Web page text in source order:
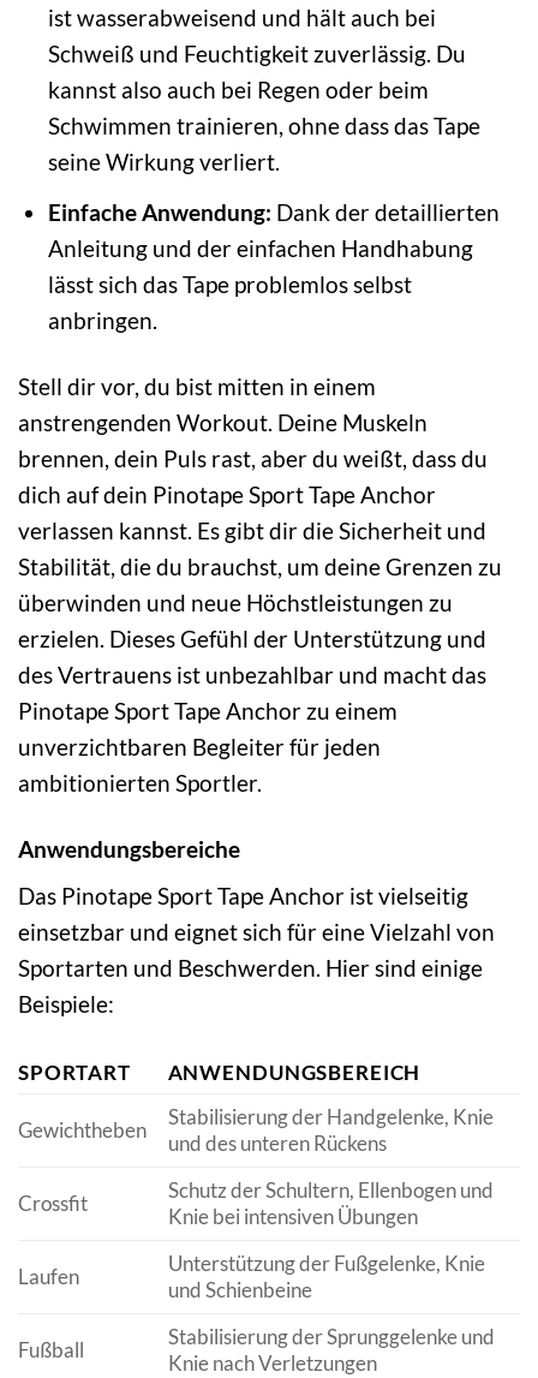
ist wasserabweisend und hält auch bei
Schweiß und Feuchtigkeit zuverlässig. Du
kannst also auch bei Regen oder beim
Schwimmen trainieren, ohne dass das Tape
seine Wirkung verliert.
Einfache Anwendung: Dank der detaillierten
Anleitung und der einfachen Handhabung
lässt sich das Tape problemlos selbst
anbringen.
Stell dir vor, du bist mitten in einem
anstrengenden Workout. Deine Muskeln
brennen, dein Puls rast, aber du weißt, dass du
dich auf dein Pinotape Sport Tape Anchor
verlassen kannst. Es gibt dir die Sicherheit und
Stabilität, die du brauchst, um deine Grenzen zu
überwinden und neue Höchstleistungen zu
erzielen. Dieses Gefühl der Unterstützung und
des Vertrauens ist unbezahlbar und macht das
Pinotape Sport Tape Anchor zu einem
unverzichtbaren Begleiter für jeden
ambitionierten Sportler.
Anwendungsbereiche
Das Pinotape Sport Tape Anchor ist vielseitig
einsetzbar und eignet sich für eine Vielzahl von
Sportarten und Beschwerden. Hier sind einige
Beispiele:
SPORTART ANWENDUNGSBEREICH
Gewichtheben
Stabilisierung der Handgelenke, Knie
und des unteren Rückens
Crossfit
Schutz der Schultern, Ellenbogen und
Knie bei intensiven Übungen
Laufen
Unterstützung der Fußgelenke, Knie
und Schienbeine
Fußball
Stabilisierung der Sprunggelenke und
Knie nach Verletzungen